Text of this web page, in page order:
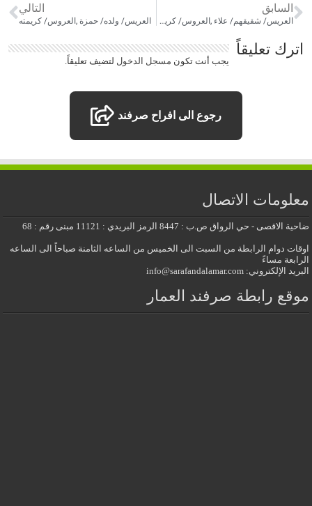
السابق
العريس/ شقيقهم/ علاء ,العروس/ كريمته
التالي
العريس/ ولده/ حمزة ,العروس/ كريمته
اترك تعليقاً
يجب أنت تكون مسجل الدخول لتضيف تعليقاً.
رجوع الى افراح صرفند
معلومات الاتصال
ضاحية الاقصى - حي الرواق ص.ب : 8447 الرمز البريدي : 11121 مبنى رقم : 68
اوقات دوام الرابطة من السبت الى الخميس من الساعه الثامنة صباحاً الى الساعه
الرابعة مساءً
البريد الإلكتروني: info@sarafandalamar.com
موقع رابطة صرفند العمار